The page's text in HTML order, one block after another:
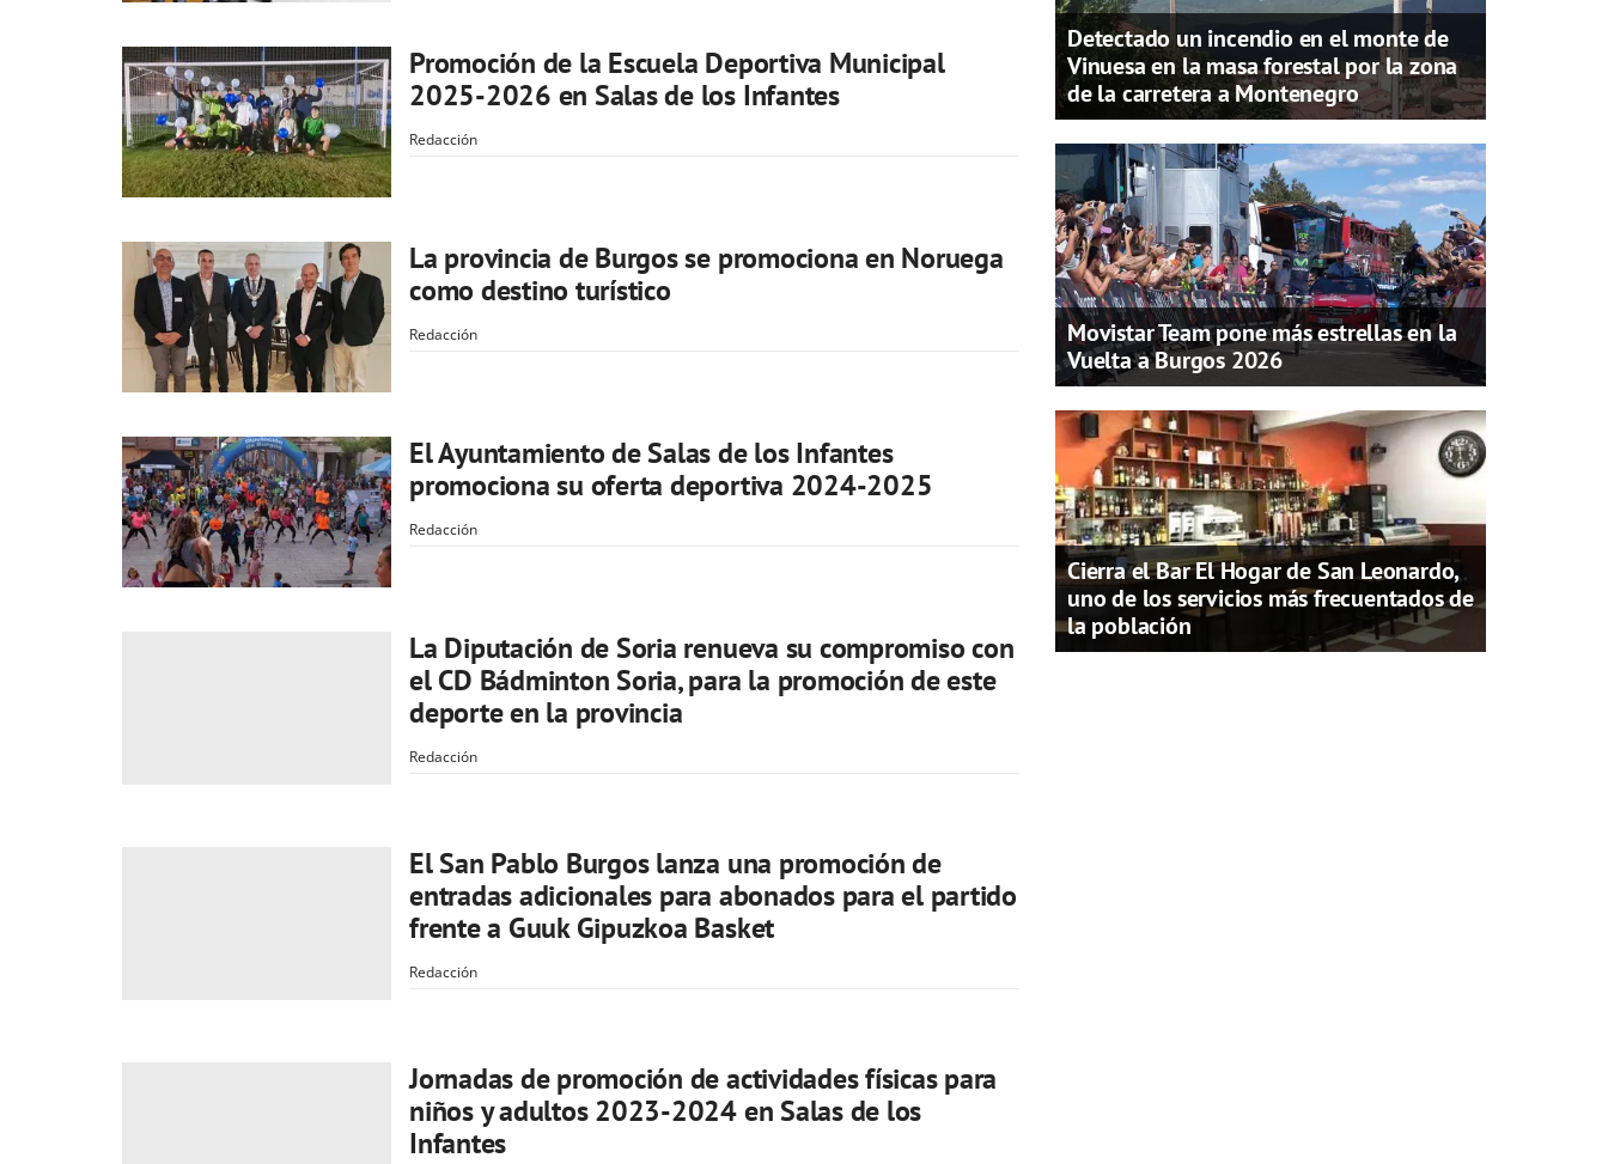
Promoción de la Escuela Deportiva Municipal
2025-2026 en Salas de los Infantes
Redacción
La provincia de Burgos se promociona en Noruega
como destino turístico
Redacción
El Ayuntamiento de Salas de los Infantes
promociona su oferta deportiva 2024-2025
Redacción
La Diputación de Soria renueva su compromiso con
el CD Bádminton Soria, para la promoción de este
deporte en la provincia
Redacción
El San Pablo Burgos lanza una promoción de
entradas adicionales para abonados para el partido
frente a Guuk Gipuzkoa Basket
Redacción
Jornadas de promoción de actividades físicas para
niños y adultos 2023-2024 en Salas de los
Infantes
Detectado un incendio en el monte de
Vinuesa en la masa forestal por la zona
de la carretera a Montenegro
Movistar Team pone más estrellas en la
Vuelta a Burgos 2026
Cierra el Bar El Hogar de San Leonardo,
uno de los servicios más frecuentados de
la población